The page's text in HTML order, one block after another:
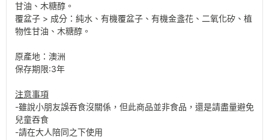
甘油、木糖醇。
覆盆子 > 成分：純水、有機覆盆子、有機金盞花、二氧化矽、植
物性甘油、木糖醇。
原產地：澳洲
保存期限:3年
注意事項
-雖說小朋友誤吞食沒關係，但此商品並非食品，還是請盡量避免
兒童吞食
-請在大人陪同之下使用